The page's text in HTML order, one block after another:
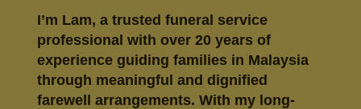
I’m Lam, a trusted funeral service
professional with over 20 years of
experience guiding families in Malaysia
through meaningful and dignified
farewell arrangements. With my long-